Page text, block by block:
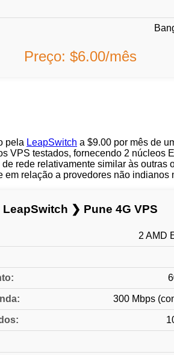
Preço: $6.00/mês
pela LeapSwitch a $9.00 por mês de
VPS testados, fornecendo 2 núcleos
rede relativamente similar às outras
relação a provedores não
LeapSwitch ❯ Pune 4G VPS
2 AMD
300 Mbps